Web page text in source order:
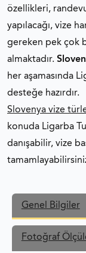
özellikleri,
yapılacağı, vize
gereken pek çok
almaktadır.
her aşamasında
desteğe hazırdır.
Slovenya vize
konuda Ligarba
danışabilir, vize
Genel Bilgiler
Fotoğraf